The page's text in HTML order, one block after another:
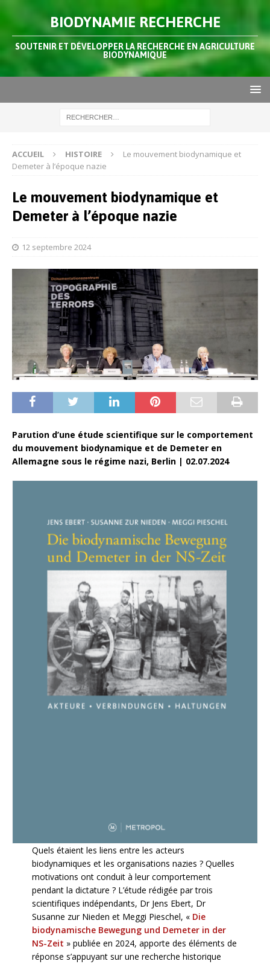
BIODYNAMIE RECHERCHE
SOUTENIR ET DÉVELOPPER LA RECHERCHE EN AGRICULTURE
BIODYNAMIQUE
ACCUEIL HISTOIRE
Le mouvement biodynamique et
Demeter à l’époque nazie
Le mouvement biodynamique et
Demeter à l’époque nazie
12 septembre 2024
Parution d’une étude scientifique sur le comportement
du mouvement biodynamique et de Demeter en
Allemagne sous le régime nazi, Berlin | 02.07.2024
Quels étaient les liens entre les acteurs
biodynamiques et les organisations nazies ? Quelles
motivations ont conduit à leur comportement
pendant la dictature ? L’étude rédigée par trois
scientifiques indépendants, Dr Jens Ebert, Dr
Susanne zur Nieden et Meggi Pieschel, « Die
biodynamische Bewegung und Demeter in der
NS-Zeit » publiée en 2024, apporte des éléments de
réponse s’appuyant sur une recherche historique